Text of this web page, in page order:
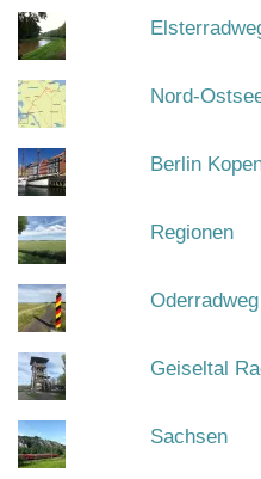
Nord-
Berlin
Regionen
Oderradweg
Geiseltal
Sachsen